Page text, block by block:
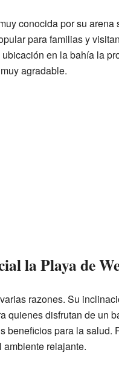
conocida por su arena
para familias y
en la bahía la
agradable.
la Playa de
razones. Su
quienes disfrutan de un
beneficios para la salud.
relajante.